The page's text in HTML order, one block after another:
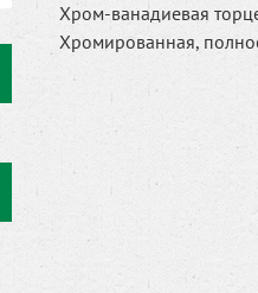
Хром-ванадиевая
Хромированная,